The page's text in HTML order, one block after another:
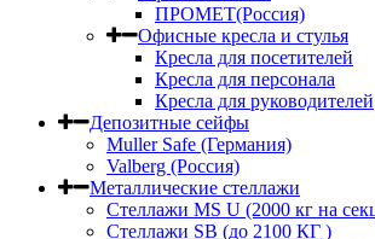
ПРОМЕТ(Россия)
Офисные кресла и стулья
Кресла для посетителей
Кресла для персонала
Кресла для руководителей
Депозитные сейфы
Muller Safe (Германия)
Valberg (Россия)
Металлические стеллажи
Стеллажи MS U (2000 кг на
Стеллажи SB (до 2100 КГ )